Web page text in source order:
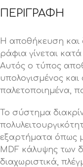
ΠΕΡΙΓΡΑΦΉ
Η αποθήκευση και
ράφια γίνεται
Αυτός ο τύπος
υπολογισμένος
παλετοποιημένα,
Το σύστημα
εξαρτήματα όπως
MDF κάλυψης των
διαχωριστικά,